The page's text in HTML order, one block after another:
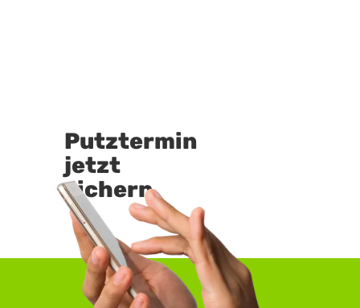
Putztermin
jetzt
sichern